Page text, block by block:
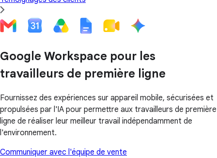
Google Workspace pour les
travailleurs de première ligne
Fournissez des expériences sur appareil mobile, sécurisées et
propulsées par l'IA pour permettre aux travailleurs de première
ligne de réaliser leur meilleur travail indépendamment de
l'environnement.
Communiquer avec l'équipe de vente